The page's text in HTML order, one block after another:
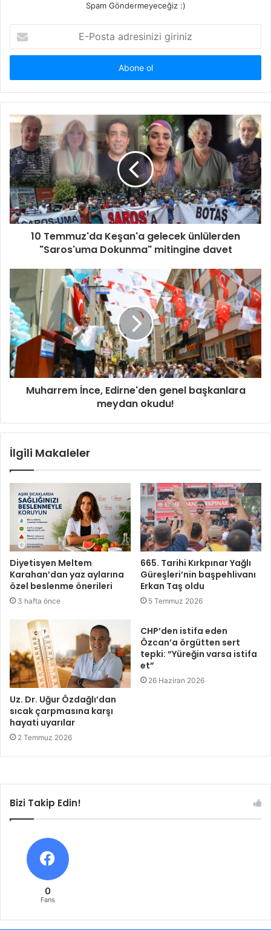
Spam Göndermeyeceğiz :)
Posta
adresinizi
10 Temmuz'da Keşan'a gelecek ünlülerden
"Saros'uma Dokunma" mitingine davet
Muharrem İnce, Edirne'den genel başkanlara
meydan okudu!
İlgili Makaleler
Diyetisyen Meltem
Karahan’dan yaz aylarına
özel beslenme önerileri
3 hafta önce
665. Tarihi Kırkpınar Yağlı
Güreşleri’nin başpehlivanı
Erkan Taş oldu
5 Temmuz 2026
Uz. Dr. Uğur Özdağlı’dan
sıcak çarpmasına karşı
hayati uyarılar
2 Temmuz 2026
CHP’den istifa eden
Özcan’a örgütten sert
tepki: “Yüreğin varsa istifa
et”
26 Haziran 2026
Bizi Takip Edin!
0
Fans